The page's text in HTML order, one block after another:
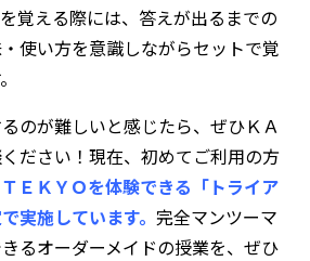
覚える際には、答えが出るまでの
使い方を意識しながらセットで覚
のが難しいと感じたら、ぜひＫＡ
ださい！現在、初めてご利用の方
ＥＫＹＯを体験できる「トライア
実施しています。 完全マンツーマ
るオーダーメイドの授業を、ぜひ